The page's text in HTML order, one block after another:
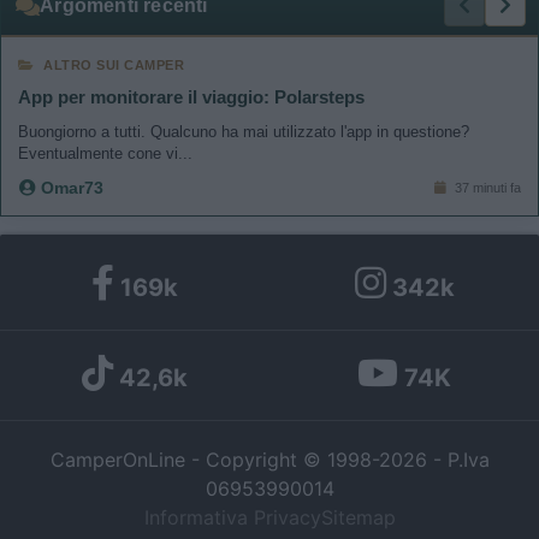
Argomenti recenti
ALTRO SUI CAMPER
App per monitorare il viaggio: Polarsteps
Buongiorno a tutti. Qualcuno ha mai utilizzato l'app in questione?
Eventualmente cone vi...
Omar73 37 minuti fa
169k 342k
42,6k 74K
CamperOnLine - Copyright © 1998-2026 - P.Iva
06953990014
Informativa Privacy Sitemap